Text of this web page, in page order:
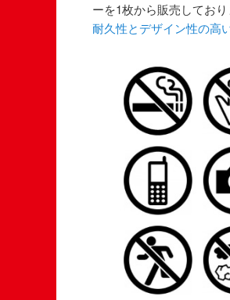
ーを1枚から販売しており
耐久性とデザイン性の高